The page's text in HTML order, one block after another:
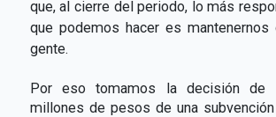
que, al cierre del periodo, lo más
que podemos hacer es
gente.
Por eso tomamos la decisión de
millones de pesos de una subvención